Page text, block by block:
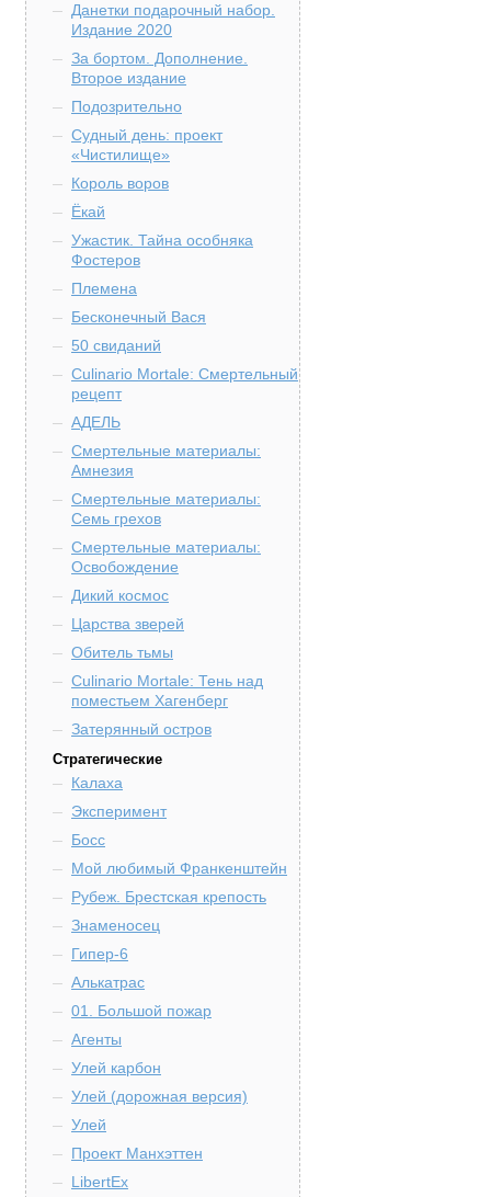
Данетки подарочный набор.
Издание 2020
За бортом. Дополнение.
Второе издание
Подозрительно
Судный день: проект
«Чистилище»
Король воров
Ёкай
Ужастик. Тайна особняка
Фостеров
Племена
Бесконечный Вася
50 свиданий
Culinario Mortale: Смертельный
рецепт
АДЕЛЬ
Смертельные материалы:
Амнезия
Смертельные материалы:
Семь грехов
Смертельные материалы:
Освобождение
Дикий космос
Царства зверей
Обитель тьмы
Culinario Mortale: Тень над
поместьем Хагенберг
Затерянный остров
Стратегические
Калаха
Эксперимент
Босс
Мой любимый Франкенштейн
Рубеж. Брестская крепость
Знаменосец
Гипер-6
Алькатрас
01. Большой пожар
Агенты
Улей карбон
Улей (дорожная версия)
Улей
Проект Манхэттен
LibertEx